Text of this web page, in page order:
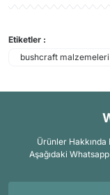
Etiketler :
bushcraft malzemeleri
Ürünler Hakkında
Aşağıdaki